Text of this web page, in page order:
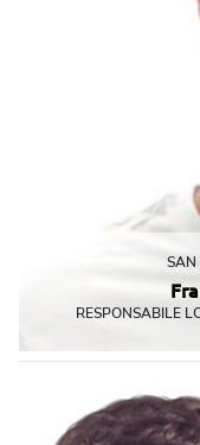
SAN
RESPONSABILE